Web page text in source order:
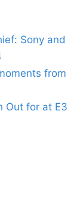
Sony and
from
Out for at E3